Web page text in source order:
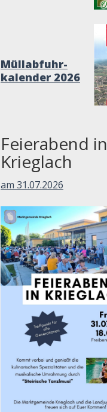
Müllabfuhr-
kalender 2026
Feierabend in
Krieglach
am 31.07.2026